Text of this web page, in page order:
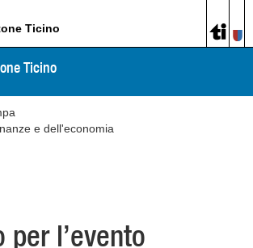
Ticino
Ticino
e dell'economia
per l’evento